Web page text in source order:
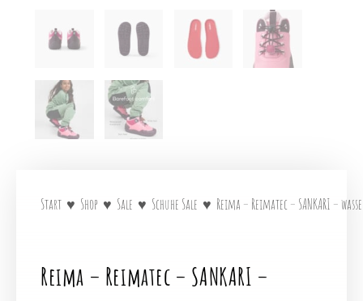
Start ♥ Shop ♥ Sale ♥ Schuhe Sale ♥ Reima – Reimatec – SANKARI –
Reima – Reimatec – SANKARI –